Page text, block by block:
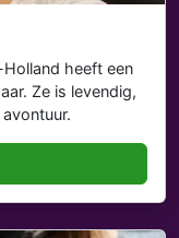
heeft een
Ze is levendig,